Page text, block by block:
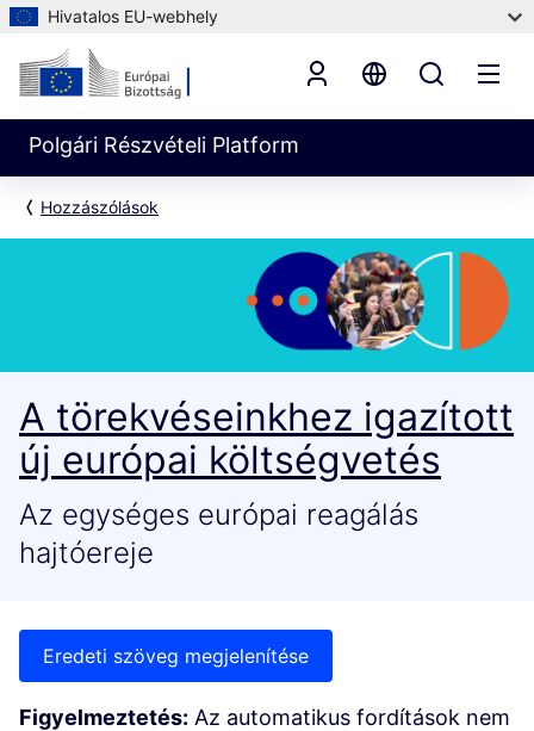
Hivatalos EU-webhely
Polgári Részvételi Platform
Hozzászólások
A törekvéseinkhez igazított
új európai költségvetés
Az egységes európai reagálás
hajtóereje
Eredeti szöveg megjelenítése
Figyelmeztetés: Az automatikus fordítások nem